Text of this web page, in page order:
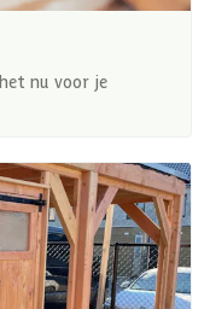
nu voor je